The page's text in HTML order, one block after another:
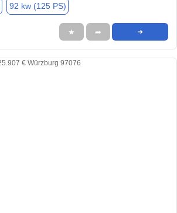
92 kw (125 PS)
★ ➦ ➜